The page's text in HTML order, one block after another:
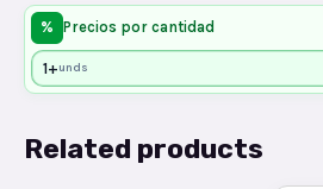
X3
quantity
% Precios por cantidad
1+unds
Related products